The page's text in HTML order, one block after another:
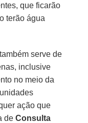
que ficarão
terão água
serve de
inclusive
no meio da
ação que
deConsulta